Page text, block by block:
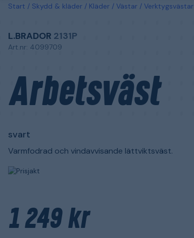
Start Skydd & kläder Kläder Västar Verktygsvästar
L.BRADOR 2131P
Art.nr: 4099709
Arbetsväst
svart
Varmfodrad och vindavvisande lättviktsväst.
1 249 kr